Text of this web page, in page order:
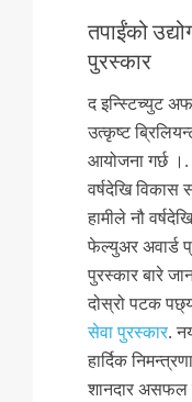
तपाईंको
पुरस्कार
द इन्स्टिच्युट
उत्कृष्ट
आयोजना गर्छ
वर्षदेखि विकास
हामीले नौ
फेल्युअर अवार्ड
पुरस्कार बारे
दोस्रो पटक
सेवा पुरस्कार.
हार्दिक
शानदार असफल